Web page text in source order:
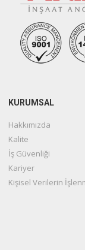
KURUMSAL
Hakkımızda
Kalite
İş Güvenliği
Kariyer
Kişisel Verilerin